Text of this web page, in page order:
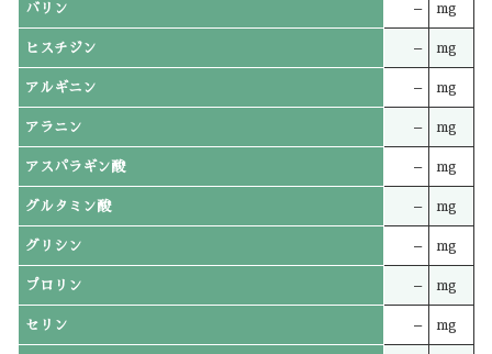
バリン – mg
ヒスチジン – mg
アルギニン – mg
アラニン – mg
アスパラギン酸 – mg
グルタミン酸 – mg
グリシン – mg
プロリン – mg
セリン – mg